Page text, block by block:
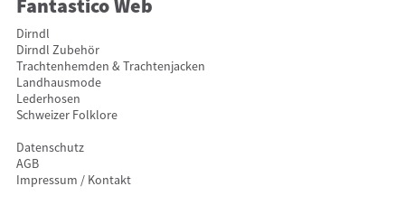
Fantastico Web
Dirndl
Dirndl Zubehör
Trachtenhemden & Trachtenjacken
Landhausmode
Lederhosen
Schweizer Folklore
Datenschutz
AGB
Impressum / Kontakt